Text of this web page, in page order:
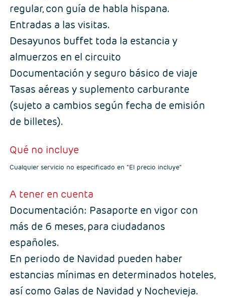
regular, con guía de habla hispana.
Entradas a las visitas.
Desayunos buffet toda la estancia y
almuerzos en el circuito
Documentación y seguro básico de viaje
Tasas aéreas y suplemento carburante
(sujeto a cambios según fecha de emisión
de billetes).
Qué no incluye
Cualquier servicio no especificado en "El precio incluye"
A tener en cuenta
Documentación: Pasaporte en vigor con
más de 6 meses, para ciudadanos
españoles.
En periodo de Navidad pueden haber
estancias mínimas en determinados hoteles,
así como Galas de Navidad y Nochevieja.